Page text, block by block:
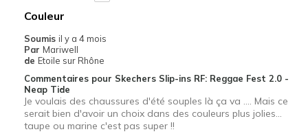
Couleur
Soumis il y a 4 mois
Par Mariwell
de Etoile sur Rhône
Commentaires pour Skechers Slip-ins RF: Reggae Fest 2.0 -
Neap Tide
Je voulais des chaussures d'été souples là ça va .... Mais ce
serait bien d'avoir un choix dans des couleurs plus jolies...
taupe ou marine c'est pas super !!